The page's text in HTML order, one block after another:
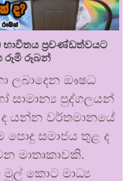
ප්‍රචණ්ඩත්වයට
රූමි රූබන්
ලබාදෙන ඖෂධ
පුද්ගලයන්
යන්න වර්තමානයේ
සමාජය තුළ ද
මාතෘකාවකි.
මුල් කොට මාධ්‍ය